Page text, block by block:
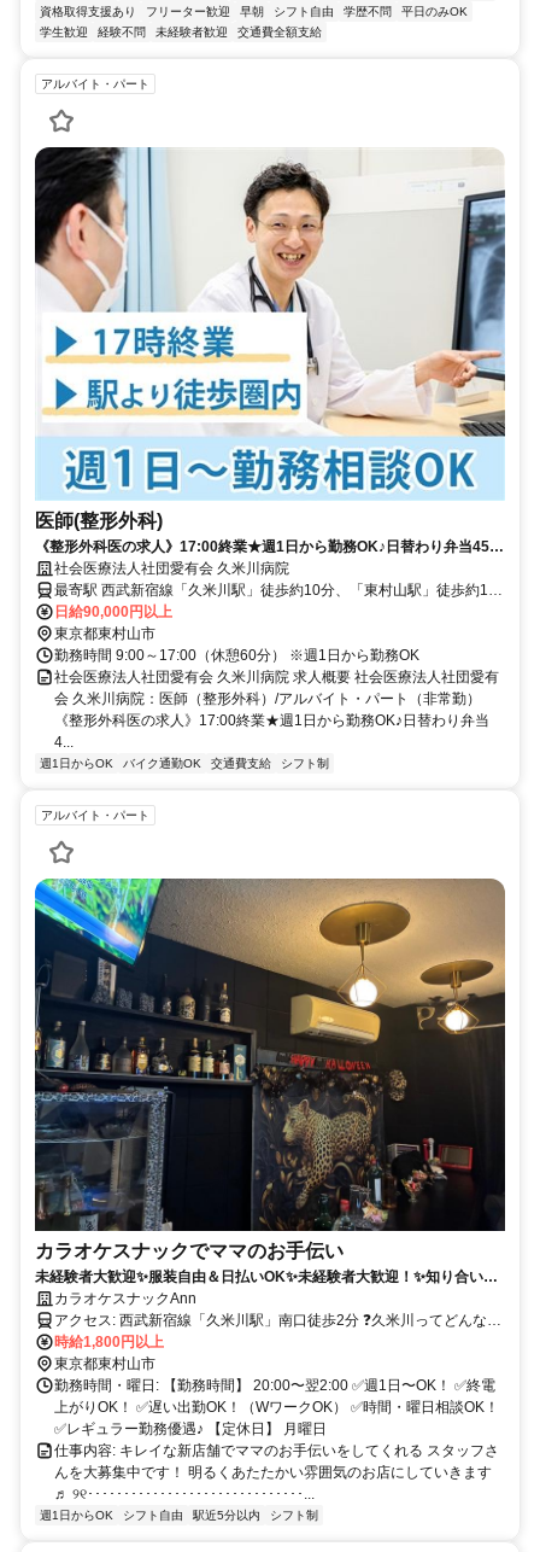
資格取得支援あり
フリーター歓迎 早朝 シフト自由 学歴不問
平日のみOK
学生歓迎
経験不問 未経験者歓迎 交通費全額支給
アルバイト・パート
医師(整形外科)
《整形外科医の求人》17:00終業★週1日から勤務OK♪日替わり弁当450
円で注文可能★【東村山市・久米川駅/東村山駅・病院・医師（整形外
科）・非常勤】
社会医療法人社団愛有会 久米川病院
最寄駅 西武新宿線「久米川駅」徒歩約10分、「東村山駅」徒歩約12
分
日給90,000円以上
東京都東村山市
勤務時間 9:00～17:00（休憩60分） ※週1日から勤務OK
社会医療法人社団愛有会 久米川病院 求人概要 社会医療法人社団愛有
会 久米川病院：医師（整形外科）/アルバイト・パート（非常勤）
《整形外科医の求人》17:00終業★週1日から勤務OK♪日替わり弁当
4...
週1日からOK バイク通勤OK 交通費支給 シフト制
アルバイト・パート
カラオケスナックでママのお手伝い
未経験者大歓迎✨服装自由＆日払いOK✨未経験者大歓迎！✨知り合い中
心の安心客層！⭕
カラオケスナックAnn
アクセス: 西武新宿線「久米川駅」南口徒歩2分 ❓久米川ってどんな
町？❓ ✨アクセス良好で通いやすい駅チカエリア！ 西武新宿線「久米
川駅」は、 新宿・高田馬場方面からのアクセスもスムーズ！ ★ 新宿
まで約30分、乗り換えもラクラク♪ ★ 所沢・小平・東村山など 周辺
エリアからも通いやすい立地です◎ 南口から徒歩2分の駅チカ店舗だ
から、 雨の日でも安心♬ 終電ギリギリまで働いても、 すぐ電車に乗
れます！ ・・・・・・・・・・・・・・・・・・・・ ✨落ち着いた
雰囲気の街並み 久米川は、都心に比べて静かで落ち着いた街◎ ガヤ
ガヤした繁華街ではないので、 「客層の良さ」「居心地の良さ」も
抜群です♬ ママの知り合いや紹介のお客様が多いため、 ナイトワー
時給1,800円以上
東京都東村山市
勤務時間・曜日: 【勤務時間】 20:00〜翌2:00 ✅週1日〜OK！ ✅終電
上がりOK！ ✅遅い出勤OK！（WワークOK） ✅時間・曜日相談OK！
✅レギュラー勤務優遇♪ 【定休日】 月曜日
仕事内容: キレイな新店舗でママのお手伝いをしてくれる スタッフさ
んを大募集中です！ 明るくあたたかい雰囲気のお店にしていきます
♬ ୨୧･･････････････････････････････...
週1日からOK シフト自由 駅近5分以内 シフト制